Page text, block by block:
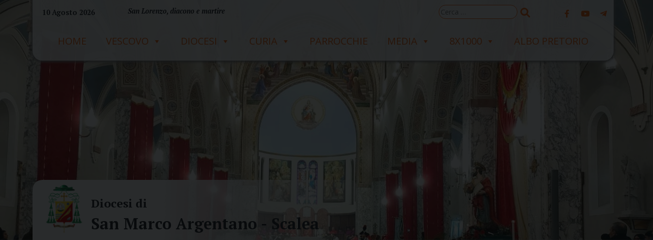
10 Agosto 2026 San Lorenzo, diacono e martire
Ricerca
per:
HOME VESCOVO DIOCESI CURIA PARROCCHIE MEDIA 8X1000 ALBO PRETORIO
Diocesi di
San Marco Argentano - Scalea